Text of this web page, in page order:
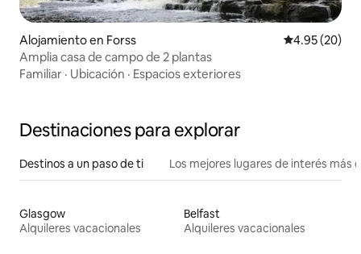
Alojamiento en Forss Calificación
4.95 (20)
Amplia casa de campo de 2 plantas
Familiar · Ubicación · Espacios exteriores
Destinaciones para explorar
Destinos a un paso de ti Los mejores lugares de interés más
Glasgow
Alquileres vacacionales
Belfast
Alquileres vacacionales